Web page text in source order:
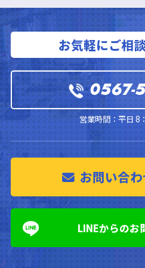
お気軽にご相
0567-
営業時間：平日 8
お問い合
LINEからのお